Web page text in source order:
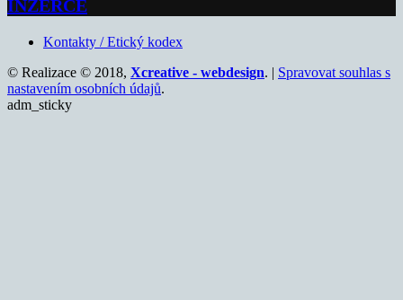
INZERCE
Kontakty / Etický kodex
© Realizace © 2018, Xcreative - webdesign. | Spravovat souhlas s
nastavením osobních údajů.
adm_sticky